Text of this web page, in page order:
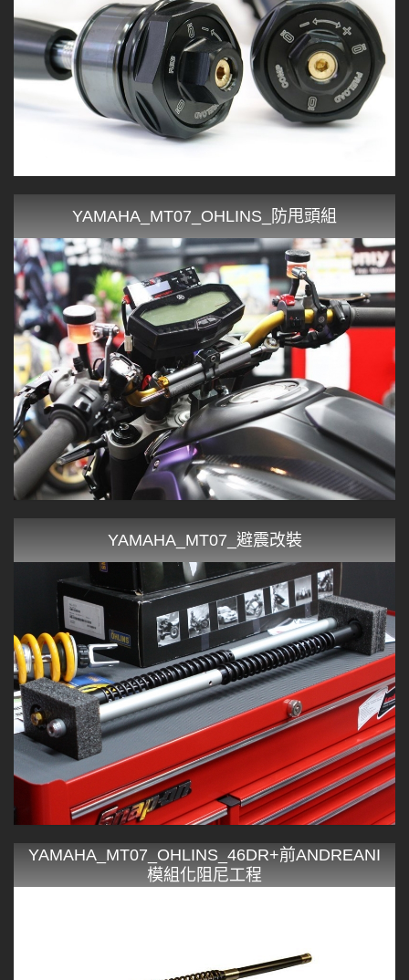
YAMAHA_MT07_OHLINS_防甩頭組
YAMAHA_MT07_避震改裝
YAMAHA_MT07_OHLINS_46DR+前ANDREANI
模組化阻尼工程